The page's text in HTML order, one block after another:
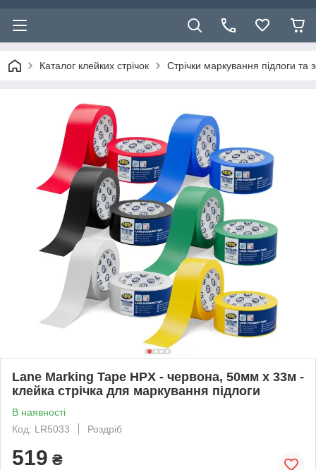
Каталог клейких стрічок Стрічки маркування підлоги та
Lane Marking Tape HPX - червона, 50мм х 33м -
клейка стрічка для маркування підлоги
В наявності
Код: LR5033
Роздріб
519 ₴